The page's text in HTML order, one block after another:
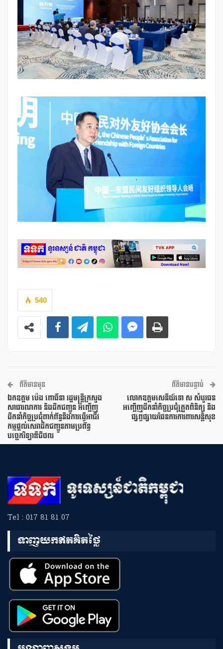
540
ព័ត៌មានមុន
ឯកឧត្តម ប៉េង ពោធិ៍នា រដ្ឋមន្រ្តីក្រសួង
សាធារណការ និងដឹកជញ្ជូន អញ្ជើញ
ដឹកនាំកិច្ចប្រជុំពាក់ព័ន្ធនឹងការធ្វើអាជីវ
កម្មផ្ដល់សេវាដឹកជញ្ជូនតាមប្រព័ន្ធ
បច្ចេកវិទ្យាឌីជីថល
ព័ត៌មានបន្ទាប់
លោកឧត្តមសេនីយ៍ទោ ស សំបូរធន
អញ្ជើញដឹកនាំកិច្ចប្រជុំត្រួតពិនិត្យ និង
ផ្សព្វផ្សាយផែនការការពារសន្តិសុខ
Tel : 017 81 81 07
ទាញយកឥតគិតថ្លៃ